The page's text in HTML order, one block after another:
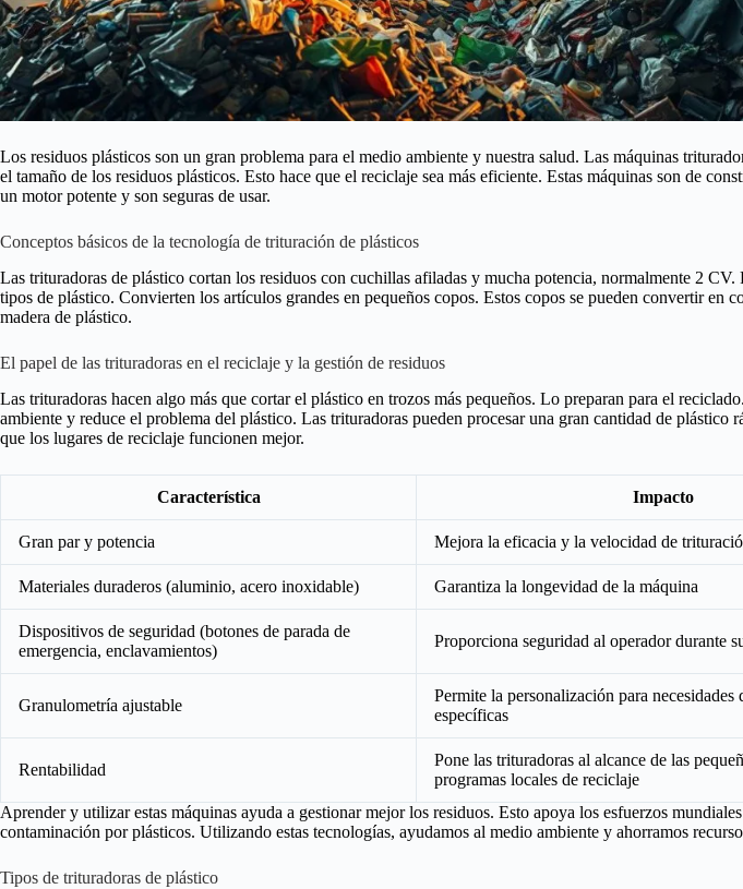
Los residuos plásticos son un gran problema para el medio ambiente y nuestra salud. Las máquinas
el tamaño de los residuos plásticos. Esto hace que el reciclaje sea más eficiente. Estas máquinas son de
un motor potente y son seguras de usar.
Conceptos básicos de la tecnología de trituración de plásticos
Las trituradoras de plástico cortan los residuos con cuchillas afiladas y mucha potencia, normalmente 2 CV.
tipos de plástico. Convierten los artículos grandes en pequeños copos. Estos copos se pueden convertir en
madera de plástico.
El papel de las trituradoras en el reciclaje y la gestión de residuos
Las trituradoras hacen algo más que cortar el plástico en trozos más pequeños. Lo preparan para el
ambiente y reduce el problema del plástico. Las trituradoras pueden procesar una gran cantidad de plástico
que los lugares de reciclaje funcionen mejor.
Característica Impacto
Gran par y potencia Mejora la eficacia y la velocidad de
Materiales duraderos (aluminio, acero inoxidable) Garantiza la longevidad de la máquina
Dispositivos de seguridad (botones de parada de
emergencia, enclavamientos)
Proporciona seguridad al operador durante
Granulometría ajustable
Permite la personalización para necesidades
específicas
Rentabilidad
Pone las trituradoras al alcance de las
programas locales de reciclaje
Aprender y utilizar estas máquinas ayuda a gestionar mejor los residuos. Esto apoya los esfuerzos
contaminación por plásticos. Utilizando estas tecnologías, ayudamos al medio ambiente y ahorramos
Tipos de trituradoras de plástico